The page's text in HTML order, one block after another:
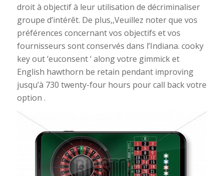
droit à objectif à leur utilisation de décriminaliser
groupe d’intérêt. De plus,,Veuillez noter que vos
préférences concernant vos objectifs et vos
fournisseurs sont conservés dans l’Indiana. cooky
key out ‘euconsent ‘ along votre gimmick et
English hawthorn be retain pendant improving
jusqu’à 730 twenty-four hours pour call back votre
option .